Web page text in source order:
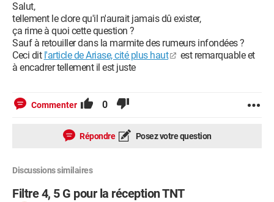
Salut,
tellement le clore qu'il n'aurait jamais dû exister,
ça rime à quoi cette question ?
Sauf à retouiller dans la marmite des rumeurs infondées ?
Ceci dit l'article de Ariase, cité plus haut
est remarquable et
à encadrer tellement il est juste
Commenter 0
Répondre Posez votre question
Discussions similaires
Filtre 4, 5 G pour la réception TNT